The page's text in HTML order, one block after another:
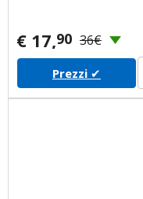
€ 17,90 36€
Prezzi ✔